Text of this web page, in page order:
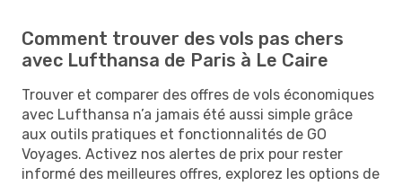
Comment trouver des vols pas chers
avec Lufthansa de Paris à Le Caire
Trouver et comparer des offres de vols économiques
avec Lufthansa n’a jamais été aussi simple grâce
aux outils pratiques et fonctionnalités de GO
Voyages. Activez nos alertes de prix pour rester
informé des meilleures offres, explorez les options de